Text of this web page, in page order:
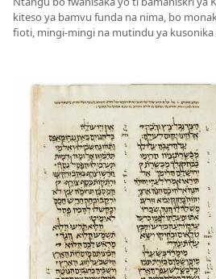
kiteso ya bamvu funda na nima, bo
fioti, mingi-mingi na mutindu ya